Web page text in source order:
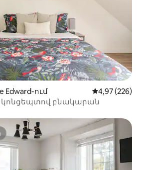
ում Միջին
4,97 (226)
կոնցեպտով բնակարան